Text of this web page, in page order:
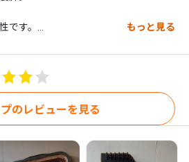
です。
なりました。
もっと見る
のレビューを見る